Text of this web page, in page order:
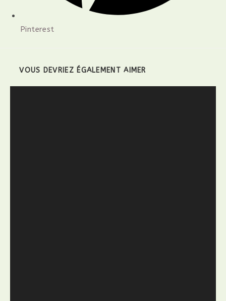
Pinterest
VOUS DEVRIEZ ÉGALEMENT AIMER